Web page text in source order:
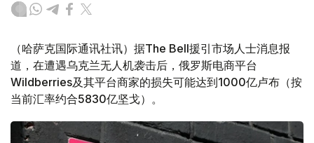
（哈萨克国际通讯社讯）据The Bell援引市场人士消息报
道，在遭遇乌克兰无人机袭击后，俄罗斯电商平台
Wildberries及其平台商家的损失可能达到1000亿卢布（按
当前汇率约合5830亿坚戈）。